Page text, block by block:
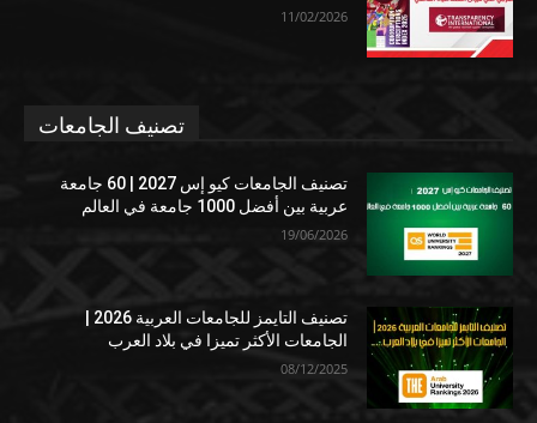
11/02/2026
تصنيف الجامعات
تصنيف الجامعات كيو إس 2027 | 60 جامعة
عربية بين أفضل 1000 جامعة في العالم
19/06/2026
الجامعات الأكثر تميزا في بلاد العرب
08/12/2025